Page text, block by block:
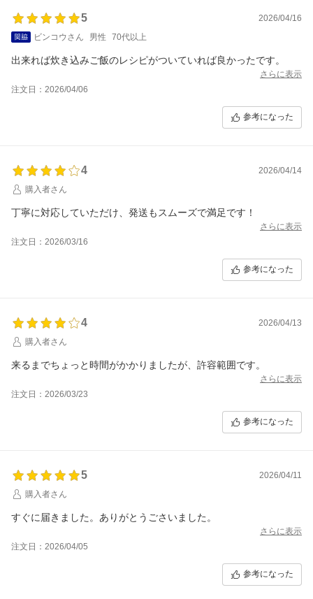
5
2026/04/16
ビンコウさん
男性 70代以上
出来れば炊き込みご飯のレシピがついていれば良かったです。
さらに表示
注文日：2026/04/06
参考になった
4
2026/04/14
購入者さん
丁寧に対応していただけ、発送もスムーズで満足です！
さらに表示
注文日：2026/03/16
参考になった
4
2026/04/13
購入者さん
来るまでちょっと時間がかかりましたが、許容範囲です。
さらに表示
注文日：2026/03/23
参考になった
5
2026/04/11
購入者さん
すぐに届きました。ありがとうごさいました。
さらに表示
注文日：2026/04/05
参考になった